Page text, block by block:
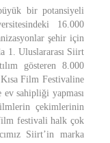
bir potansiyeli
16.000
şehir için
1. Uluslararası Siirt
gösteren 8.000
Film Festivaline
ev sahipliği yapması
çekimlerinin
festivali halk çok
Siirt’in marka